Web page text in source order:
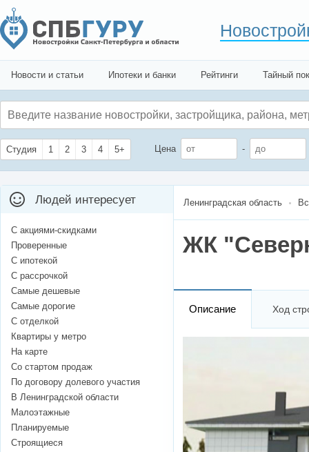
Новости и статьи Ипотеки и банки Рейтинги Тайный
Студия 1 2 3 4 5+ Цена -
Ленинградская область
ЖК
Описание Ход
Людей интересует
С акциями-скидками
Проверенные
С ипотекой
С рассрочкой
Самые дешевые
Самые дорогие
С отделкой
Квартиры у метро
На карте
Со стартом продаж
По договору долевого участия
В Ленинградской области
Малоэтажные
Планируемые
Строящиеся